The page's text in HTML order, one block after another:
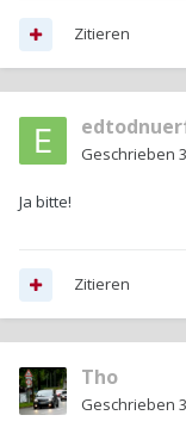
Zitieren
Geschrieben
Ja bitte!
Zitieren
Tho
Geschrieben